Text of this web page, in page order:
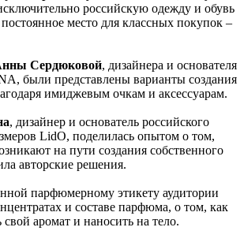
российскую одежду и обувь
постоянное место для классных покупок –
Сердюковой, дизайнера и основателя
были представлены варианты создания
имиджевым очкам и аксессуарам.
, дизайнер и основатель российского
LidO, поделилась опытом о том,
на пути создания собственного
авторские решения.
парфюмерному этикету аудитории
и составе парфюма, о том, как
аромат и наносить на тело.